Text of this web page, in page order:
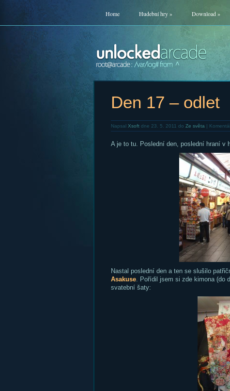
Home Hudební hry» Download»
Den 17 – odlet
Napsal Xsoftdne 23. 5. 2011 do Ze světa |
A je to tu. Poslední den, poslední hraní v
Nastal poslední den a ten se slušilo
Asakuse. Pořídil jsem si zde kimona (do
svatební šaty: